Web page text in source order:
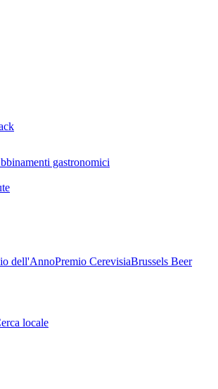
gastronomici
dell'AnnoPremio CerevisiaBrussels Beer
locale